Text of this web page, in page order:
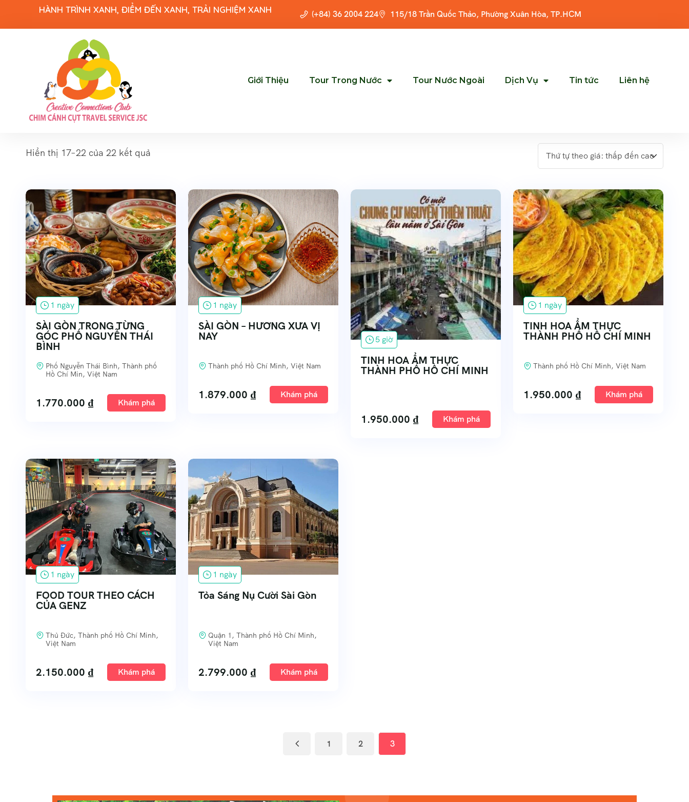
HÀNH TRÌNH XANH, ĐIỂM ĐẾN XANH, TRẢI NGHIỆM XANH (+84) 36 2004 224 115/18 Trần Quốc Thảo, Phường Xuân Hòa, TP.HCM
Giới Thiệu Tour Trong Nước Tour Nước Ngoài Dịch Vụ Tin tức Liên hệ
Hiển thị 17–22 của 22 kết quả
1 ngày
SÀI GÒN TRONG TỪNG
GÓC PHỐ NGUYỄN THÁI
BÌNH
Phố Nguyễn Thái Bình, Thành phố
Hồ Chí Min, Việt Nam
1.770.000 ₫ Khám phá
1 ngày
SÀI GÒN – HƯƠNG XƯA VỊ
NAY
Thành phố Hồ Chí Minh, Việt Nam
1.879.000 ₫ Khám phá
5 giờ
TINH HOA ẨM THỰC
THÀNH PHỐ HỒ CHÍ MINH
1.950.000 ₫ Khám phá
1 ngày
TINH HOA ẨM THỰC
THÀNH PHỐ HỒ CHÍ MINH
Thành phố Hồ Chí Minh, Việt Nam
1.950.000 ₫ Khám phá
1 ngày
FOOD TOUR THEO CÁCH
CỦA GENZ
Thủ Đức, Thành phố Hồ Chí Minh,
Việt Nam
2.150.000 ₫ Khám phá
1 ngày
Tỏa Sáng Nụ Cười Sài Gòn
Quận 1, Thành phố Hồ Chí Minh,
Việt Nam
2.799.000 ₫ Khám phá
1 2 3